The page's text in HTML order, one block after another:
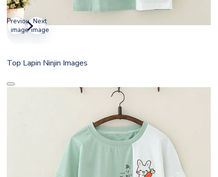
Previous
image
Next
image
Top Lapin Ninjin Images